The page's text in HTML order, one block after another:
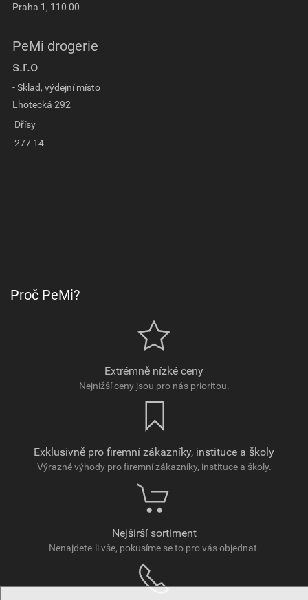
Praha 1, 110 00
PeMi drogerie
s.r.o
- Sklad, výdejní místo
Lhotecká 292
Dřísy
277 14
Proč PeMi?
Extrémně nízké ceny
Nejnižší ceny jsou pro nás prioritou.
Exklusivně pro firemní zákazníky, instituce a školy
Výrazné výhody pro firemní zákazníky, instituce a školy.
Nejširší sortiment
Nenajdete-li vše, pokusíme se to pro vás objednat.